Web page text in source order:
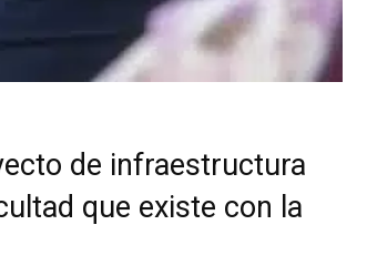
de infraestructura
que existe con la